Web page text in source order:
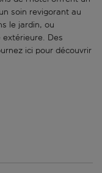
soin revigorant au
le jardin, ou
extérieure. Des
ici pour découvrir